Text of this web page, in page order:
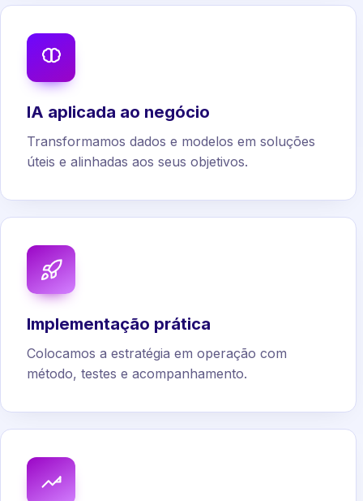
IA aplicada ao negócio
Transformamos dados e modelos em soluções
úteis e alinhadas aos seus objetivos.
Implementação prática
Colocamos a estratégia em operação com
método, testes e acompanhamento.